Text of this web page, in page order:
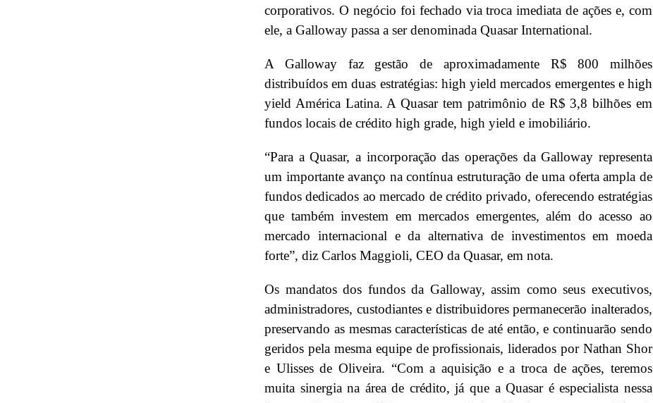
corporativos. O negócio foi fechado via troca imediata de ações e, com
ele, a Galloway passa a ser denominada Quasar International.
A Galloway faz gestão de aproximadamente R$ 800 milhões
distribuídos em duas estratégias: high yield mercados emergentes e high
yield América Latina. A Quasar tem patrimônio de R$ 3,8 bilhões em
fundos locais de crédito high grade, high yield e imobiliário.
“Para a Quasar, a incorporação das operações da Galloway representa
um importante avanço na contínua estruturação de uma oferta ampla de
fundos dedicados ao mercado de crédito privado, oferecendo estratégias
que também investem em mercados emergentes, além do acesso ao
mercado internacional e da alternativa de investimentos em moeda
forte”, diz Carlos Maggioli, CEO da Quasar, em nota.
Os mandatos dos fundos da Galloway, assim como seus executivos,
administradores, custodiantes e distribuidores permanecerão inalterados,
preservando as mesmas características de até então, e continuarão sendo
geridos pela mesma equipe de profissionais, liderados por Nathan Shor
e Ulisses de Oliveira. “Com a aquisição e a troca de ações, teremos
muita sinergia na área de crédito, já que a Quasar é especialista nessa